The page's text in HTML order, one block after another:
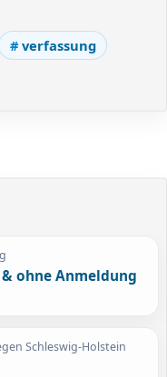
verfassung
ohne Anmeldung
Schleswig-Holstein